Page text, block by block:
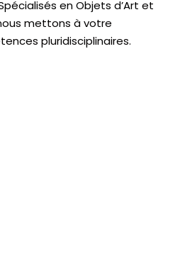
en Objets d’Art et
mettons à votre
pluridisciplinaires.